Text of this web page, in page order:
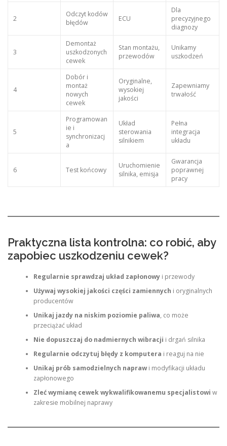
2
Odczyt kodów
błędów
ECU
Dla
precyzyjnego
diagnozy
3
Demontaż
uszkodzonych
cewek
Stan montażu,
przewodów
Unikamy
uszkodzeń
4
Dobór i
montaż
nowych
cewek
Oryginalne,
wysokiej
jakości
Zapewniamy
trwałość
5
Programowan
ie i
synchronizacj
a
Układ
sterowania
silnikiem
Pełna
integracja
układu
6 Test końcowy
Uruchomienie
silnika, emisja
Gwarancja
poprawnej
pracy
Praktyczna lista kontrolna: co robić, aby
zapobiec uszkodzeniu cewek?
Regularnie sprawdzaj układ zapłonowyi przewody
Używaj wysokiej jakości części zamiennych i oryginalnych
producentów
Unikaj jazdy na niskim poziomie paliwa, co może
przeciążać układ
Nie dopuszczaj do nadmiernych wibracji i drgań silnika
Regularnie odczytuj błędy z komputera i reaguj na nie
Unikaj prób samodzielnych naprawi modyfikacji układu
zapłonowego
Zleć wymianę cewek wykwalifikowanemu specjalistowi w
zakresie mobilnej naprawy